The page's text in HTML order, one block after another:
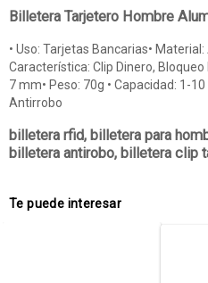
Billetera Tarjetero Hombre
• Uso: Tarjetas Bancarias•
Característica: Clip Dinero,
7 mm• Peso: 70g • Capacidad: 1-
Antirrobo
billetera rfid, billetera para
billetera antirobo, billetera clip
Te puede interesar